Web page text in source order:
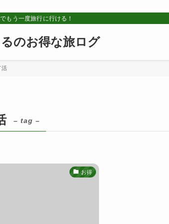
もう一度旅行に行ける！
のお得な旅ログ
活
– tag –
お得